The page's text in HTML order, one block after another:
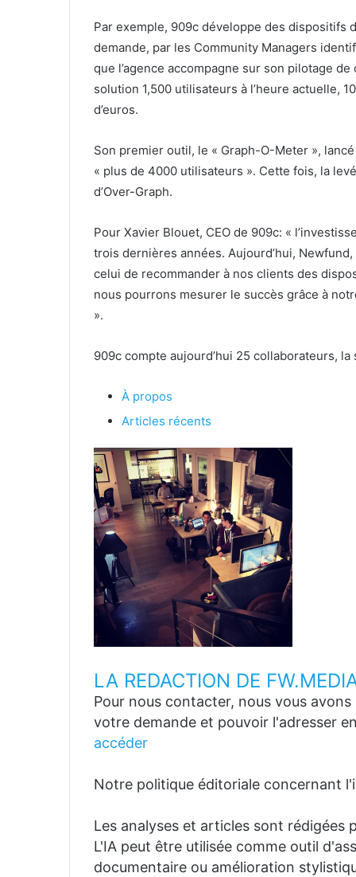
Par exemple, 909c développe des dispositifs
demande, par les Community Managers
que l’agence accompagne sur son pilotage
solution 1,500 utilisateurs à l’heure actuelle,
d’euros.
Son premier outil, le « Graph-O-Meter »,
« plus de 4000 utilisateurs ». Cette fois, la
d’Over-Graph.
Pour Xavier Blouet, CEO de 909c: «
trois dernières années. Aujourd’hui,
celui de recommander à nos clients des
nous pourrons mesurer le succès grâce à
».
909c compte aujourd’hui 25 collaborateurs,
À propos
Articles récents
LA REDACTION DE
Pour nous contacter, nous vous
votre demande et pouvoir l'adresser
accéder
Notre politique éditoriale concernant
Les analyses et articles sont rédigées
L'IA peut être utilisée comme outil
documentaire ou amélioration